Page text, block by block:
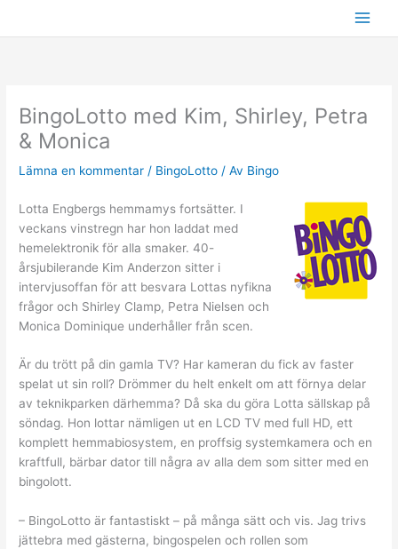
BingoLotto med Kim, Shirley, Petra
& Monica
Lämna en kommentar / BingoLotto / Av Bingo
Lotta Engbergs hemmamys fortsätter. I
veckans vinstregn har hon laddat med
hemelektronik för alla smaker. 40-
årsjubilerande Kim Anderzon sitter i
intervjusoffan för att besvara Lottas nyfikna
frågor och Shirley Clamp, Petra Nielsen och
Monica Dominique underhåller från scen.
Är du trött på din gamla TV? Har kameran du fick av faster
spelat ut sin roll? Drömmer du helt enkelt om att förnya delar
av teknikparken därhemma? Då ska du göra Lotta sällskap på
söndag. Hon lottar nämligen ut en LCD TV med full HD, ett
komplett hemmabiosystem, en proffsig systemkamera och en
kraftfull, bärbar dator till några av alla dem som sitter med en
bingolott.
– BingoLotto är fantastiskt – på många sätt och vis. Jag trivs
jättebra med gästerna, bingospelen och rollen som